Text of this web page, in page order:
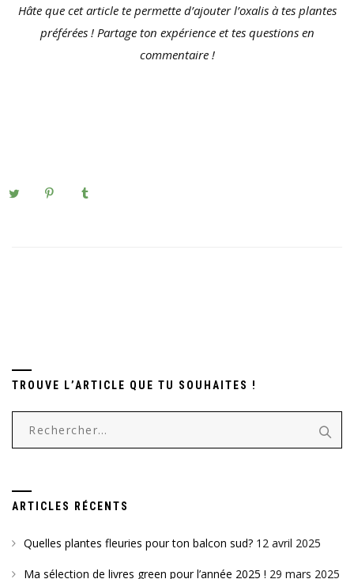
Hâte que cet article te permette d’ajouter l’oxalis à tes plantes
préférées ! Partage ton expérience et tes questions en
commentaire !
TROUVE L’ARTICLE QUE TU SOUHAITES !
ARTICLES RÉCENTS
Quelles plantes fleuries pour ton balcon sud? 12 avril 2025
Ma sélection de livres green pour l’année 2025 ! 29 mars 2025